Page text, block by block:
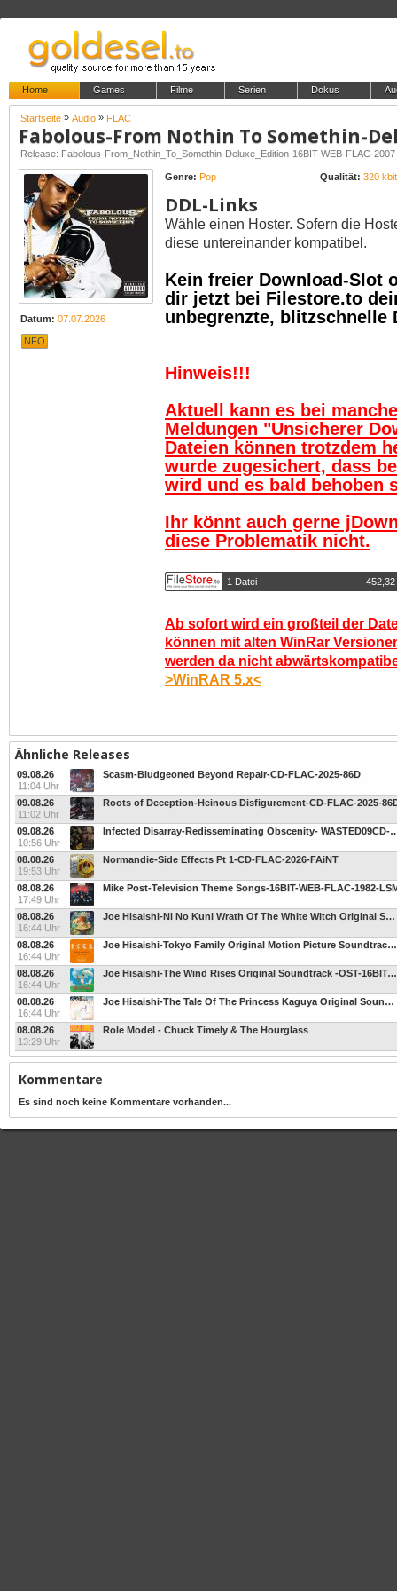
Home Games Filme Serien Dokus
Startseite » Audio » FLAC
Release: Fabolous-From_Nothin_To_Somethin-Deluxe_Edition-16BIT-WEB-FLAC-
Datum: 07.07.2026
NFO
Genre: Pop Qualität: 320
DDL-Links
Wähle einen Hoster. Sofern die
diese untereinander kompatibel.
Kein freier Download-Slot
dir jetzt bei Filestore.to
unbegrenzte, blitzschnelle
Hinweis!!!
Aktuell kann es bei
Meldungen "Unsicherer
Dateien können trotzdem
wurde zugesichert, dass
wird und es bald behoben
Ihr könnt auch gerne
diese Problematik nicht.
1 Datei 452,32
Ab sofort wird ein großteil der
können mit alten WinRar
werden da nicht
>WinRAR 5.x<
Ähnliche Releases
09.08.26
11:04 Uhr
Scasm-Bludgeoned Beyond Repair-CD-FLAC-2025-86D
09.08.26
11:02 Uhr
Roots of Deception-Heinous Disfigurement-CD-FLAC-2025-
09.08.26
10:56 Uhr
Infected Disarray-Redisseminating Obscenity- WASTED09CD-
08.08.26
19:53 Uhr
Normandie-Side Effects Pt 1-CD-FLAC-2026-FAiNT
08.08.26
17:49 Uhr
Mike Post-Television Theme Songs-16BIT-WEB-FLAC-1982-
08.08.26
16:44 Uhr
Joe Hisaishi-Ni No Kuni Wrath Of The White Witch Original Soundtrack -OST-16BIT-WEB-FLAC-2013-SYMPHONY
08.08.26
16:44 Uhr
Joe Hisaishi-Tokyo Family Original Motion Picture Soundtrack -OST-16BIT-WEB-FLAC-2013-SYMPHONY
08.08.26
16:44 Uhr
Joe Hisaishi-The Wind Rises Original Soundtrack -OST-16BIT-WEB-FLAC-2013-SYMPHONY
08.08.26
16:44 Uhr
Joe Hisaishi-The Tale Of The Princess Kaguya Original Soundtrack -OST-16BIT-WEB-FLAC-2013-SYMPHONY
08.08.26
13:29 Uhr
Role Model - Chuck Timely & The Hourglass
Kommentare
Es sind noch keine Kommentare vorhanden...